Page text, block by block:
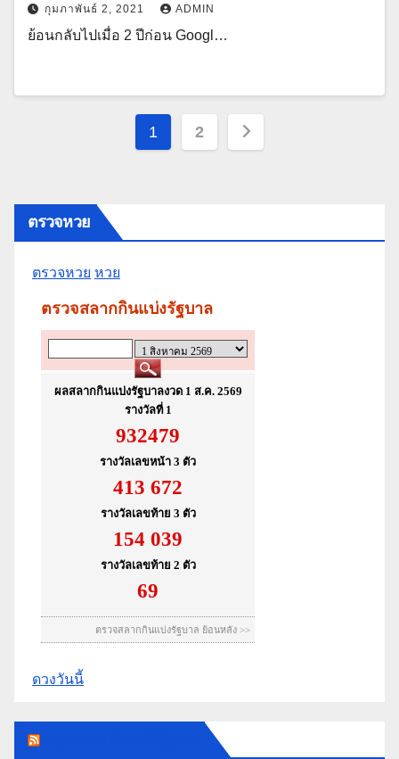
กุมภาพันธ์ 2, 2021 ADMIN
ย้อนกลับไปเมื่อ 2 ปีก่อน Googl…
Posts
1 2
ตรวจหวย
ตรวจหวย หวย
ดวงวันนี้